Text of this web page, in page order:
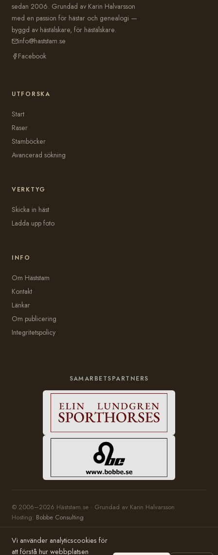
sedan 2006. Grundad av Karin Halvarsson
med en passion för hästar och genealogi —
byggd av hästälskare, för hästälskare.
info@haststam.se
Facebook
UTFORSKA
Start
Raser
Stamböcker
Avancerad sökning
VERKTYG
Skicka in häst
Ladda upp foto
INFO
Om Häststam
Kontakt
Länkar
Om publicering
Integritetspolicy
SAMARBETSPARTNERS
© 2006–2026 Häststam.se · Grundad av Karin Halvarsson
Hosting: Bobbe Consulting
Vi använder analyticscookies för
att förstå hur webbplatsen